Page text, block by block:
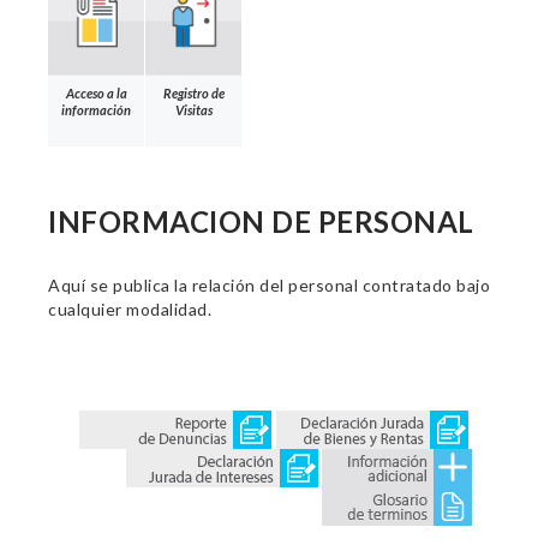
Acceso a la
información
Registro de
Visitas
INFORMACION DE PERSONAL
Aquí se publica la relación del personal contratado bajo
cualquier modalidad.